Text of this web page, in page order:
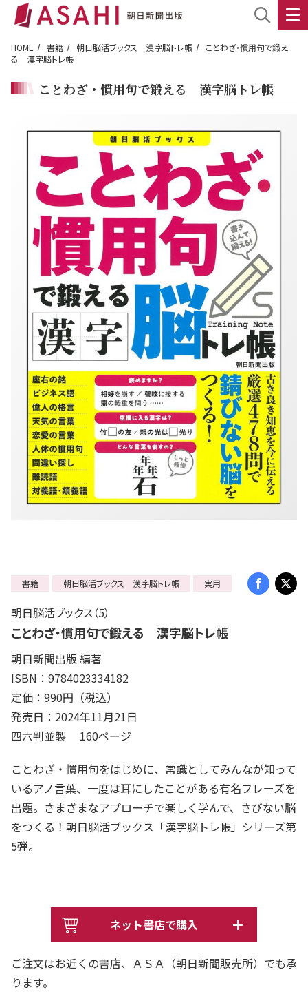
HOME 書籍 朝日脳活ブックス 漢字脳トレ帳
ことわざ・慣用句で鍛え
る 漢字脳トレ帳
ことわざ・慣用句で鍛える 漢字脳トレ帳
書籍 朝日脳活ブックス 漢字脳トレ帳 実用
朝日脳活ブックス（5）
ことわざ・慣用句で鍛える 漢字脳トレ帳
朝日新聞出版 編著
ISBN：9784023334182
定価：990円（税込）
発売日：2024年11月21日
四六判並製 160ページ
ことわざ・慣用句をはじめに、常識としてみんなが知って
いるアノ言葉、一度は耳にしたことがある有名フレーズを
出題。さまざまなアプローチで楽しく学んで、さびない脳
をつくる！朝日脳活ブックス「漢字脳トレ帳」シリーズ第
5弾。
ネット書店で購入
ご注文はお近くの書店、ＡＳＡ（朝日新聞販売所）でも承
ります。